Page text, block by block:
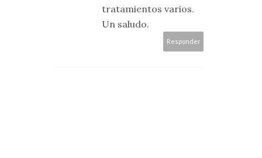
tratamientos varios.
Un saludo.
Responder